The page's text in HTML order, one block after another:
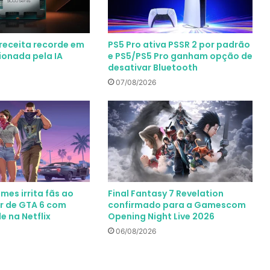
recorde em
pela IA
PS5 Pro ativa PSSR 2 por padrão
e PS5/PS5 Pro ganham opção de
desativar Bluetooth
07/08/2026
irrita fãs ao
GTA 6 com
na Netflix
Final Fantasy 7 Revelation
confirmado para a Gamescom
Opening Night Live 2026
06/08/2026